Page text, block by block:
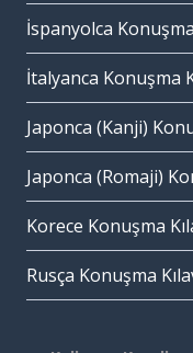
İspanyolca
İtalyanca Konuşma
Japonca (Kanji)
Japonca (Romaji)
Korece Konuşma
Rusça Konuşma